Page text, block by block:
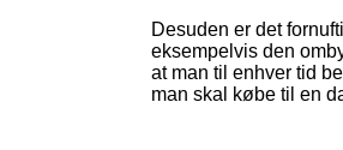
Desuden er det
eksempelvis den
at man til enhver tid
man skal købe til en